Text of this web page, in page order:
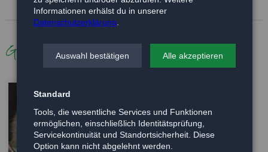
Galerie
Informationen erhälst du in unserer
Datenschutzerklärung
Auswahl bestätigen Alle akzeptieren
Standard
Tools, die wesentliche Services und Funktionen
ermöglichen, einschließlich Identitätsprüfung,
Servicekontinuität und Standortsicherheit. Diese
Option kann nicht abgelehnt werden.